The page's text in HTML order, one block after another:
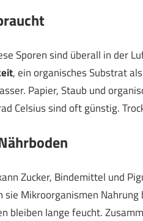
Sporen sind überall in der
, ein organisches Substrat
Papier, Staub und
Celsius sind oft günstig.
Zucker, Bindemittel und
Mikroorganismen
bleiben lange feucht.